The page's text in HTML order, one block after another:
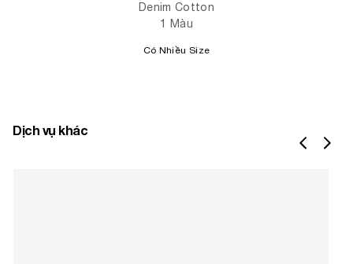
Denim Cotton
1
Màu
Có Nhiều Size
Dịch vụ khác